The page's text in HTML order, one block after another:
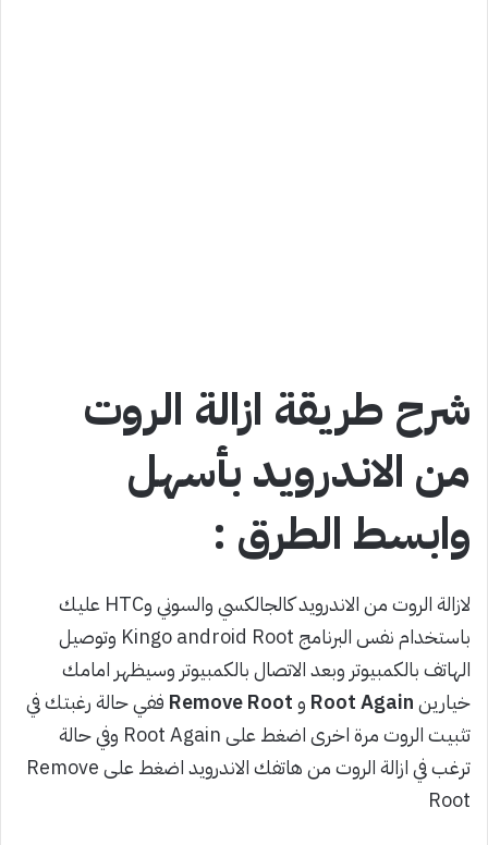
شرح طريقة ازالة الروت
من الاندرويد بأسهل
وابسط الطرق :
لازالة الروت من الاندرويد كالجالكسي والسوني وHTC عليك
باستخدام نفس البرنامج Kingo android Root وتوصيل
الهاتف بالكمبيوتر وبعد الاتصال بالكمبيوتر وسيظهر امامك
خيارينRoot Again وRemove Root ففي حالة رغبتك في
تثبيت الروت مرة اخرى اضغط على Root Again وفي حالة
ترغب في ازالة الروت من هاتفك الاندرويد اضغط على Remove
Root